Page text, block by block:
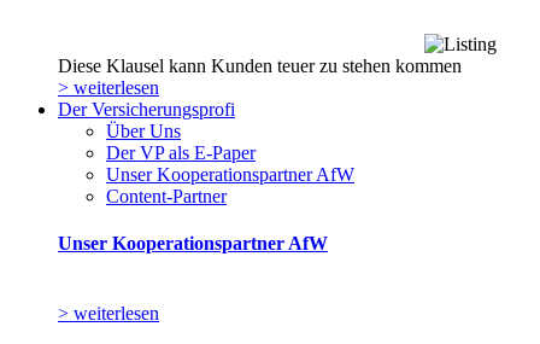
Diese Klausel kann Kunden teuer zu stehen kommen
> weiterlesen
Der Versicherungsprofi
Über Uns
Der VP als E-Paper
Unser Kooperationspartner AfW
Content-Partner
Unser Kooperationspartner AfW
> weiterlesen